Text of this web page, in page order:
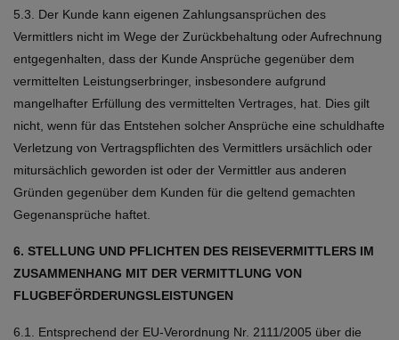
5.3. Der Kunde kann eigenen Zahlungsansprüchen des
Vermittlers nicht im Wege der Zurückbehaltung oder Aufrechnung
entgegenhalten, dass der Kunde Ansprüche gegenüber dem
vermittelten Leistungserbringer, insbesondere aufgrund
mangelhafter Erfüllung des vermittelten Vertrages, hat. Dies gilt
nicht, wenn für das Entstehen solcher Ansprüche eine schuldhafte
Verletzung von Vertragspflichten des Vermittlers ursächlich oder
mitursächlich geworden ist oder der Vermittler aus anderen
Gründen gegenüber dem Kunden für die geltend gemachten
Gegenansprüche haftet.
6. STELLUNG UND PFLICHTEN DES REISEVERMITTLERS IM
ZUSAMMENHANG MIT DER VERMITTLUNG VON
FLUGBEFÖRDERUNGSLEISTUNGEN
6.1. Entsprechend der EU-Verordnung Nr. 2111/2005 über die